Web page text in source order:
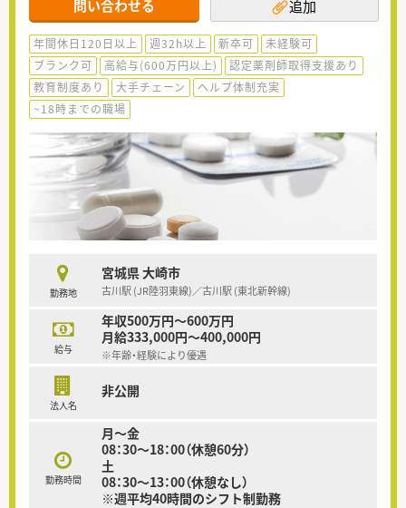
問い合わせる 追加
年間休日120日以上 週32h以上 新卒可
未経験可
ブランク可
高給与(600万円以上)
認定薬剤師取得支援あり
教育制度あり
大手チェーン
ヘルプ体制充実
~18時までの職場
勤務地
宮城県 大崎市
古川駅 (JR陸羽東線)／古川駅 (東北新幹線)
給与
年収500万円～600万円
月給333,000円～400,000円
※年齢・経験により優遇
法人名
非公開
勤務時間
月～金
08：30～18：00（休憩60分）
土
08：30～13：00（休憩なし）
※週平均40時間のシフト制勤務